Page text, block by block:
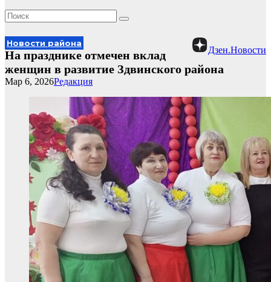
Дзен.Новости
Новости района
На празднике отмечен вклад
женщин в развитие Здвинского района
Редакция
Мар 6, 2026